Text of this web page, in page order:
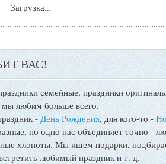
Загрузка...
ВАС!
семейные, праздники
мы любим больше всего.
-День Рождения, для кого-то -
но одно нас объединяет точно -
хлопоты. Мы ищем подарки,
любимый праздник и т. д.